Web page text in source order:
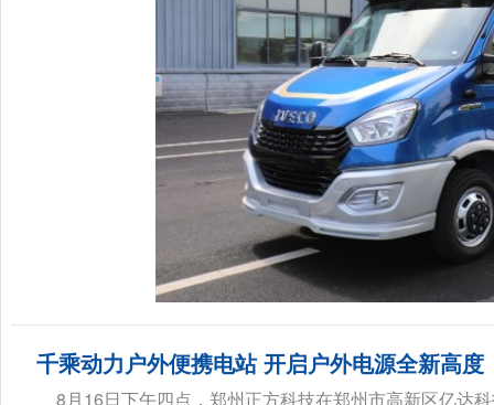
千乘动力户外便携电站 开启户外电源全新高度
8月16日下午四点，郑州正方科技在郑州市高新区亿达